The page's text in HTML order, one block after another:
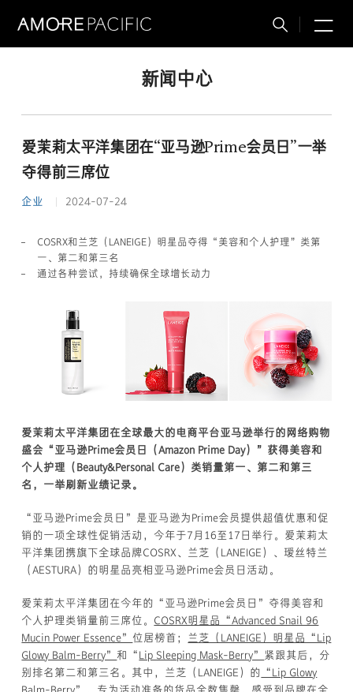
搜
索
新闻中心
爱茉莉太平洋集团在“亚马逊Prime会员日”一举
夺得前三席位
企业 2024-07-24
COSRX和兰芝（LANEIGE）明星品夺得“美容和个人护理”类第
一、第二和第三名
通过各种尝试，持续确保全球增长动力
爱茉莉太平洋集团在全球最大的电商平台亚马逊举行的网络购物
盛会“亚马逊Prime会员日（Amazon Prime Day）”获得美容和
个人护理（Beauty&Personal Care）类销量第一、第二和第三
名，一举刷新业绩记录。
“亚马逊Prime会员日”是亚马逊为Prime会员提供超值优惠和促
销的一项全球性促销活动，今年于7月16至17日举行。爱茉莉太
平洋集团携旗下全球品牌COSRX、兰芝（LANEIGE）、瑷丝特兰
（AESTURA）的明星品亮相亚马逊Prime会员日活动。
爱茉莉太平洋集团在今年的“亚马逊Prime会员日”夺得美容和
个人护理类销量前三席位。 COSRX明星品“Advanced Snail 96
Mucin Power Essence” 位居榜首； 兰芝（LANEIGE）明星品“Lip
Glowy Balm-Berry”和“Lip Sleeping Mask-Berry” 紧跟其后，分
别排名第二和第三名。其中，兰芝（LANEIGE）的 “Lip Glowy